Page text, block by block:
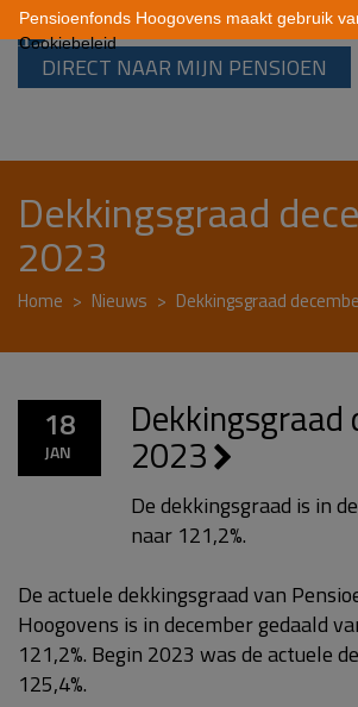
DIRECT NAAR MIJN PENSIOEN
Dekkingsgraad
2023
Home Nieuws Dekkingsgraad
18
JAN
Dekkingsgraad
2023
De dekkingsgraad is in
naar 121,2%.
De actuele dekkingsgraad van
Hoogovens is in december gedaald
121,2%. Begin 2023 was de actuele
125,4%.
Pensioenfonds Hoogovens maakt gebruik
Cookiebeleid